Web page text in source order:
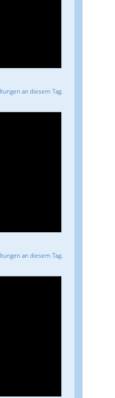
an diesem Tag.
an diesem Tag.